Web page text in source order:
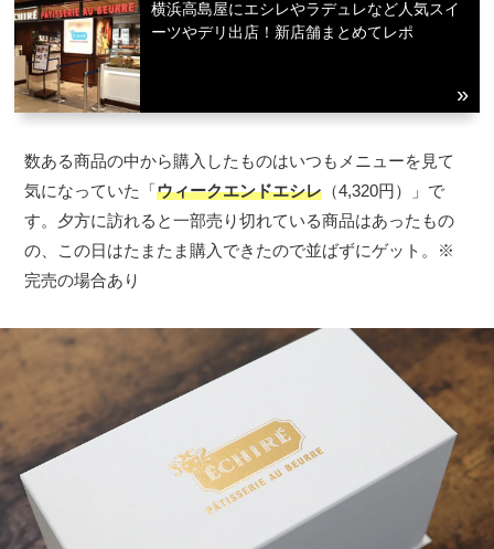
横浜高島屋にエシレやラデュレなど人気スイ
ーツやデリ出店！新店舗まとめてレポ
数ある商品の中から購入したものはいつもメニューを見て
気になっていた「ウィークエンドエシレ （4,320円）」で
す。夕方に訪れると一部売り切れている商品はあったもの
の、この日はたまたま購入できたので並ばずにゲット。※
完売の場合あり